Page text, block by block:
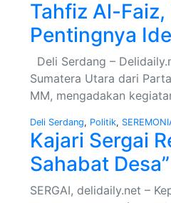
Tahfiz Al-Faiz,
Pentingnya
Deli Serdang –
Sumatera Utara dari
MM, mengadakan
Deli Serdang, Politik,
Kajari Sergai
Sahabat
SERGAI, delidaily.net –